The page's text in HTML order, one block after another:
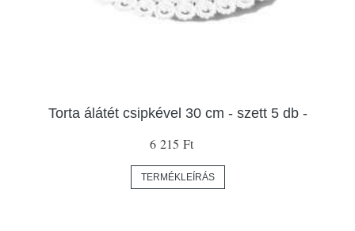
Torta álátét csipkével 30 cm - szett 5 db -
6 215 Ft
TERMÉKLEÍRÁS